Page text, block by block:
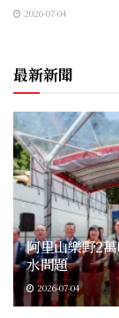
2026-07-04
最新新聞
阿里山樂野2
水問題
2026-07-04